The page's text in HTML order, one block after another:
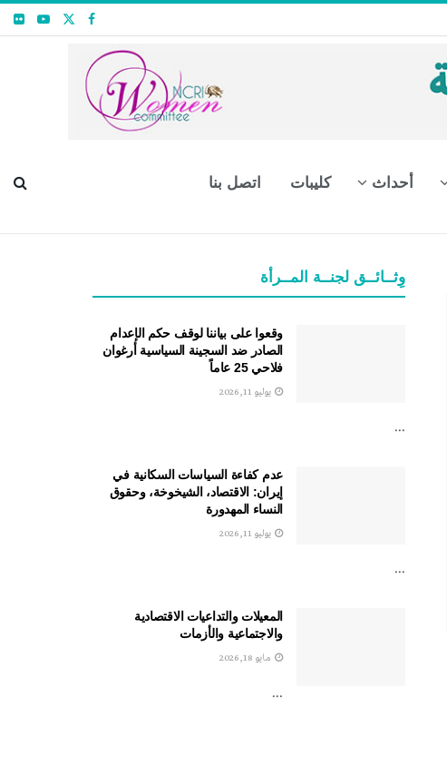
أحداث كليبات اتصل بنا
وِثــائــق لجنــة المــرأة
وقعوا على بياننا لوقف حكم الإعدام
الصادر ضد السجينة السياسية أرغوان
فلاحي 25 عاماً
يوليو 11, 2026
...
عدم كفاءة السياسات السكانية في
إيران: الاقتصاد، الشيخوخة، وحقوق
النساء المهدورة
يوليو 11, 2026
...
المعيلات والتداعيات الاقتصادية
والاجتماعية والأزمات
مايو 18, 2026
...